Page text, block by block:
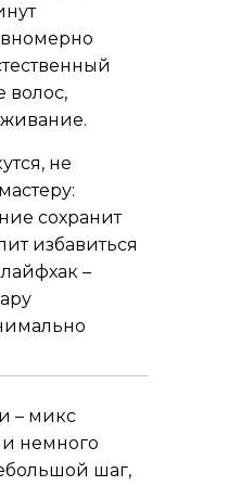
волос,
не
сохранит
избавиться
–
– микс
немного
шаг,